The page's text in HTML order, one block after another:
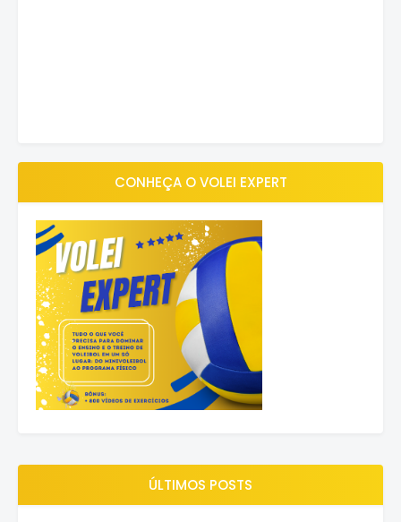
CONHEÇA O VOLEI EXPERT
ÚLTIMOS POSTS